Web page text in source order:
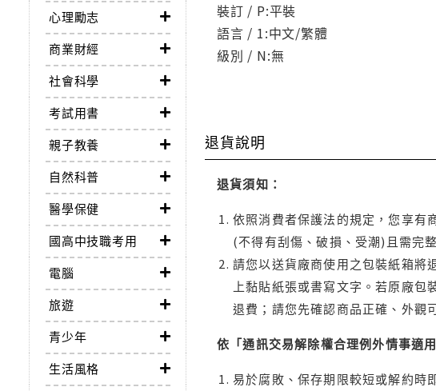
心理勵志
商業財經
社會科學
考試用書
親子教養
自然科普
醫學保健
國高中技職考用
電腦
旅遊
青少年
生活風格
裝訂 / P:平裝
語言 / 1:中文/繁體
級別 / N:無
退貨說明
退貨須知：
依照消費者保護法的規定，您享有
(不得有刮傷、破損、受潮)且需完
請您以送貨廠商使用之包裝紙箱將
上黏貼紙張或書寫文字。若原廠
退費；請您先確認商品正確、外觀
依「通訊交易解除權合理例外情事適
易於腐敗、保存期限較短或解約時